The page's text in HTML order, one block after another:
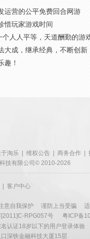
运营的公平免费回合网游
惜玩家游戏时间
人人平等，天道酬勤的游
大成，继承经典，不断创新
趣！
于淘乐 维权公告 商务合作
技有限公司© 2010-2026
客户中心
意自我保护 谨防上当受骗
RPG057号 粤ICP备
认证18岁以下的用户登录体验
深铁金融科技大厦15层